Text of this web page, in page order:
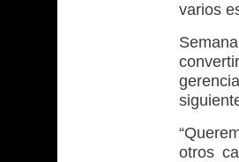
varios
otros